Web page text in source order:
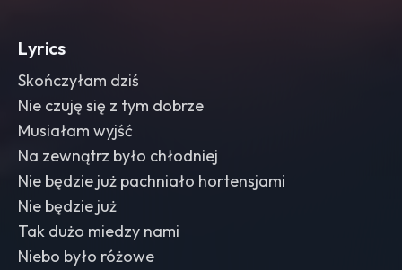
Lyrics
Skończyłam dziś
Nie czuję się z tym dobrze
Musiałam wyjść
Na zewnątrz było chłodniej
Nie będzie już pachniało hortensjami
Nie będzie już
Tak dużo miedzy nami
Niebo było różowe